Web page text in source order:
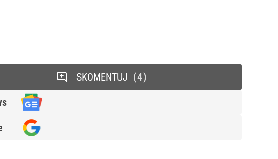
SKOMENTUJ 4